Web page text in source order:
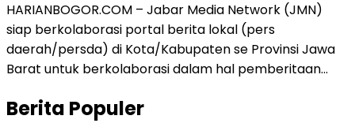
HARIANBOGOR.COM – Jabar Media Network (JMN)
siap berkolaborasi portal berita lokal (pers
daerah/persda) di Kota/Kabupaten se Provinsi Jawa
Barat untuk berkolaborasi dalam hal pemberitaan…
Berita Populer